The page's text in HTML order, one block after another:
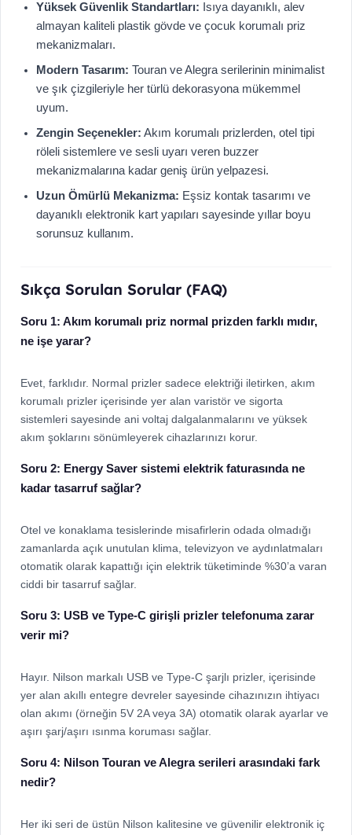
Yüksek Güvenlik Standartları: Isıya dayanıklı, alev
almayan kaliteli plastik gövde ve çocuk korumalı priz
mekanizmaları.
Modern Tasarım: Touran ve Alegra serilerinin minimalist
ve şık çizgileriyle her türlü dekorasyona mükemmel
uyum.
Zengin Seçenekler: Akım korumalı prizlerden, otel tipi
röleli sistemlere ve sesli uyarı veren buzzer
mekanizmalarına kadar geniş ürün yelpazesi.
Uzun Ömürlü Mekanizma: Eşsiz kontak tasarımı ve
dayanıklı elektronik kart yapıları sayesinde yıllar boyu
sorunsuz kullanım.
Sıkça Sorulan Sorular (FAQ)
Soru 1: Akım korumalı priz normal prizden farklı mıdır,
ne işe yarar?
Evet, farklıdır. Normal prizler sadece elektriği iletirken, akım
korumalı prizler içerisinde yer alan varistör ve sigorta
sistemleri sayesinde ani voltaj dalgalanmalarını ve yüksek
akım şoklarını sönümleyerek cihazlarınızı korur.
Soru 2: Energy Saver sistemi elektrik faturasında ne
kadar tasarruf sağlar?
Otel ve konaklama tesislerinde misafirlerin odada olmadığı
zamanlarda açık unutulan klima, televizyon ve aydınlatmaları
otomatik olarak kapattığı için elektrik tüketiminde %30’a varan
ciddi bir tasarruf sağlar.
Soru 3: USB ve Type-C girişli prizler telefonuma zarar
verir mi?
Hayır. Nilson markalı USB ve Type-C şarjlı prizler, içerisinde
yer alan akıllı entegre devreler sayesinde cihazınızın ihtiyacı
olan akımı (örneğin 5V 2A veya 3A) otomatik olarak ayarlar ve
aşırı şarj/aşırı ısınma koruması sağlar.
Soru 4: Nilson Touran ve Alegra serileri arasındaki fark
nedir?
Her iki seri de üstün Nilson kalitesine ve güvenilir elektronik iç